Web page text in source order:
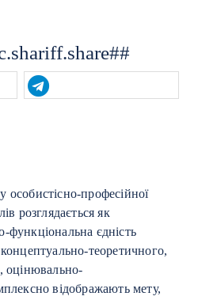
професійної
розглядається як
функціональна єдність
теоретичного,
оцінювально-
відображають мету,